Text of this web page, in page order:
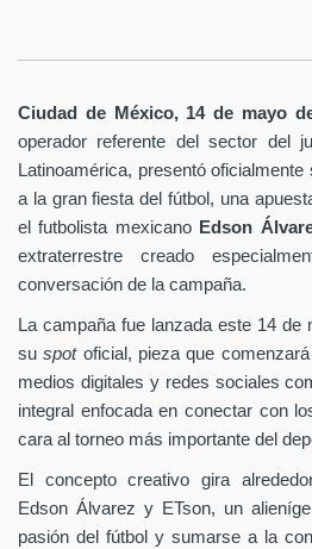
Ciudad de México, 14 de mayo
operador referente del sector del
Latinoamérica, presentó
a la gran fiesta del fútbol, una
el futbolista mexicano Edson
extraterrestre creado
conversación de la campaña.
La campaña fue lanzada este 14 de
suspot oficial, pieza que
medios digitales y redes sociales
integral enfocada en conectar con
cara al torneo más importante del
El concepto creativo gira
Edson Álvarez y ETson, un
pasión del fútbol y sumarse a la